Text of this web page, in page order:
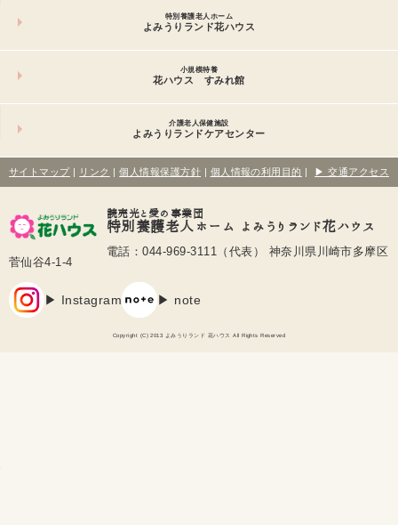
特別養護老人ホーム
よみうりランド花ハウス
小規模特養
花ハウス すみれ館
介護老人保健施設
よみうりランドケアセンター
サイトマップ| リンク |個人情報保護方針 | 個人情報の利用目的 | ▶ 交通アクセス
読売光と愛の事業団
特別養護老人ホーム よみうりランド花ハウス
電話：044-969-3111（代表） 神奈川県川崎市多摩区
菅仙谷4-1-4
▶ Instagram ▶ note
Copyright (C) 2013 よみうりランド 花ハウス All Rights Reserved